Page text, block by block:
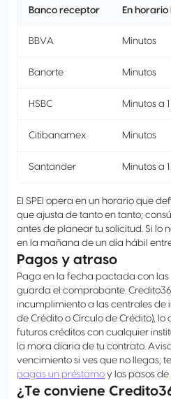
Banco receptor En horario
BBVA Minutos
Banorte Minutos
HSBC Minutos a
Citibanamex Minutos
Santander Minutos a
El SPEI opera en un horario que
que ajusta de tanto en tanto;
antes de planear tu solicitud. Si lo
en la mañana de un día hábil
Pagos y atraso
Paga en la fecha pactada con las
guarda el comprobante.
incumplimiento a las centrales de
de Crédito o Círculo de Crédito),
futuros créditos con cualquier
la mora diaria de tu contrato.
vencimiento si ves que no llegas;
pagas un préstamo y los pasos de
¿Te conviene